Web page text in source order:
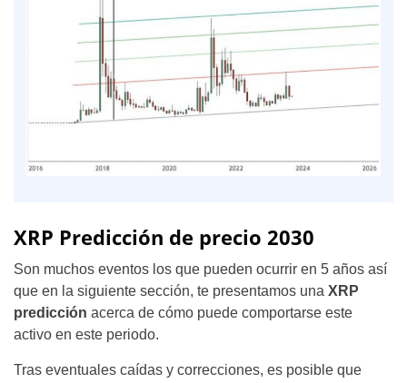
XRP Predicción de precio 2030
Son muchos eventos los que pueden ocurrir en 5 años así
que en la siguiente sección, te presentamos una XRP
predicción acerca de cómo puede comportarse este
activo en este periodo.
Tras eventuales caídas y correcciones, es posible que